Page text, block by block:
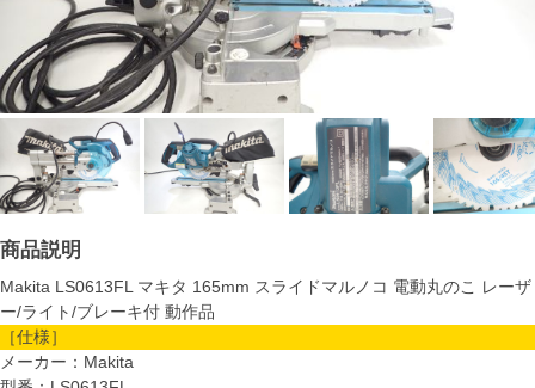
商品説明
Makita LS0613FL マキタ 165mm スライドマルノコ 電動丸のこ レーザ
ー/ライト/ブレーキ付 動作品
［仕様］
メーカー：Makita